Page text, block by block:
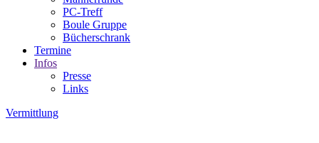
PC-Treff
Boule Gruppe
Bücherschrank
Termine
Infos
Presse
Links
Vermittlung